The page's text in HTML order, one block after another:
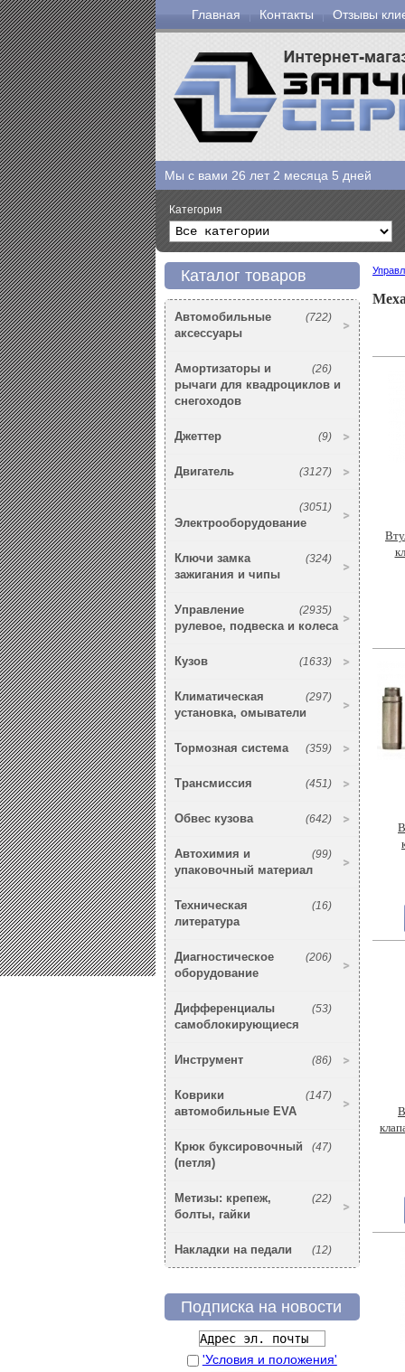
Главная Контакты Отзывы
Мы с вами 26 лет 2 месяца 5 дней
Категория
Каталог товаров
(722)
Автомобильные
аксессуары
(26)
Амортизаторы и
рычаги для квадроциклов и
снегоходов
(9)
Джеттер
(3127)
Двигатель
(3051)
Электрооборудование
(324)
Ключи замка
зажигания и чипы
(2935)
Управление
рулевое, подвеска и колеса
(1633)
Кузов
(297)
Климатическая
установка, омыватели
(359)
Тормозная система
(451)
Трансмиссия
(642)
Обвес кузова
(99)
Автохимия и
упаковочный материал
(16)
Техническая
литература
(206)
Диагностическое
оборудование
(53)
Дифференциалы
самоблокирующиеся
(86)
Инструмент
(147)
Коврики
автомобильные EVA
(47)
Крюк буксировочный
(петля)
(22)
Метизы: крепеж,
болты, гайки
(12)
Накладки на педали
Подписка на новости
'Условия и положения'